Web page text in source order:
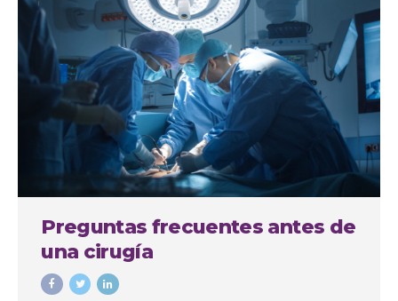
Preguntas frecuentes antes de
una cirugía